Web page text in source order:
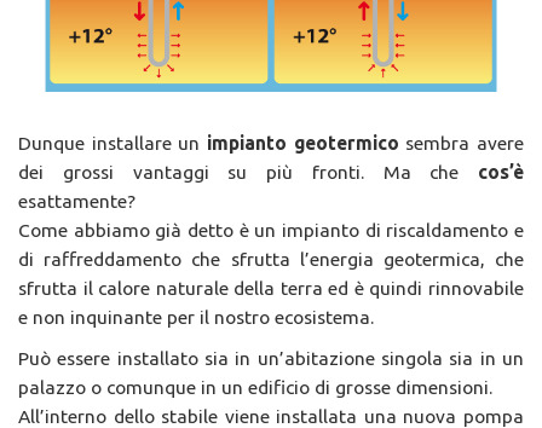
Dunque installare un impianto geotermico sembra avere
dei grossi vantaggi su più fronti. Ma che cos’è
esattamente?
Come abbiamo già detto è un impianto di riscaldamento e
di raffreddamento che sfrutta l’energia geotermica, che
sfrutta il calore naturale della terra ed è quindi rinnovabile
e non inquinante per il nostro ecosistema.
Può essere installato sia in un’abitazione singola sia in un
palazzo o comunque in un edificio di grosse dimensioni.
All’interno dello stabile viene installata una nuova pompa